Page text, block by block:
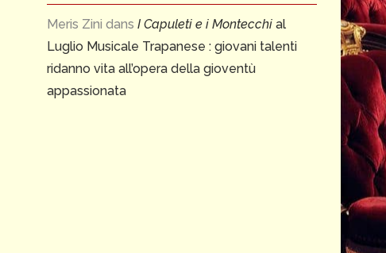
Meris Zini dans I Capuleti e i Montecchi al
Luglio Musicale Trapanese : giovani talenti
ridanno vita all’opera della gioventù
appassionata